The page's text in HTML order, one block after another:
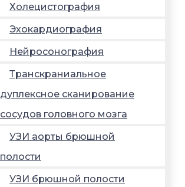
Холецистография
Эхокардиография
Нейросонография
Транскраниальное
дуплексное сканирование
сосудов головного мозга
УЗИ аорты брюшной
полости
УЗИ брюшной полости